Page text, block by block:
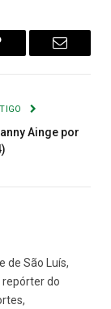
E-
Ainge por
de São Luís,
do